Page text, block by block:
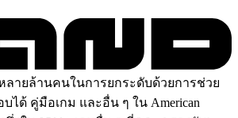
ลายล้านคนในการยกระดับด้วยการช่วย
ได้ คู่มือเกม และอื่น ๆ ใน American